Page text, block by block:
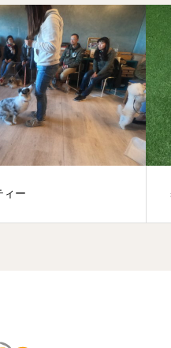
基礎レッスン